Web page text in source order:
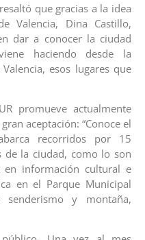
que gracias a la idea
Valencia, Dina Castillo,
dar a conocer la ciudad
haciendo desde la
esos lugares que
promueve actualmente
aceptación: “Conoce el
recorridos por 15
de la ciudad, como lo son
en información cultural e
en el Parque Municipal
y montaña,